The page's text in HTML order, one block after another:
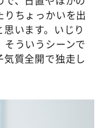
ちょっかいを出
います。いじり
ういうシーンで
質全開で独走し